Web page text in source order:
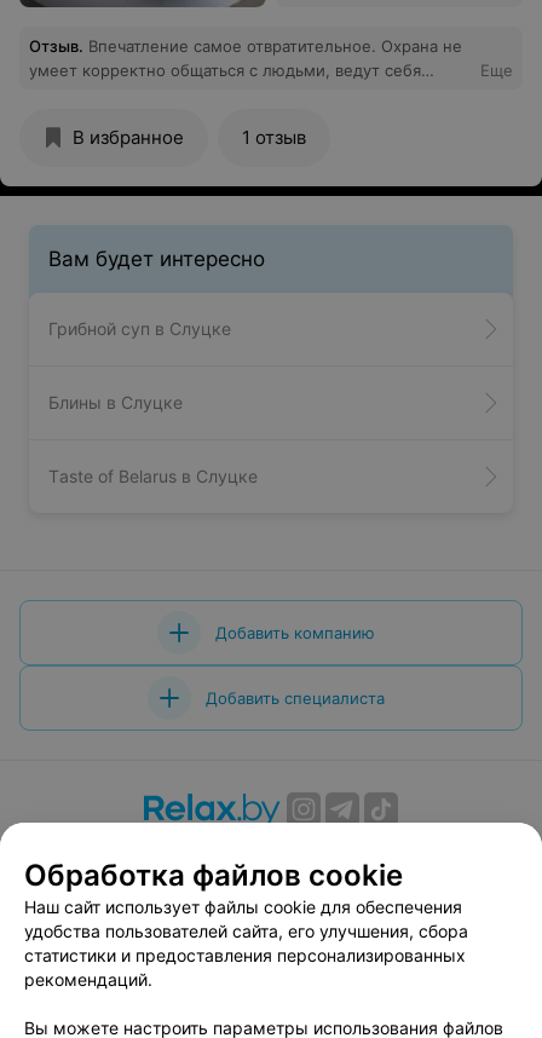
Отзыв. Впечатление самое отвратительное. Охрана не
умеет корректно общаться с людьми, ведут себя
уважения к отдыхающим
Еще
В избранное 1 отзыв
Вам будет интересно
Грибной суп в Слуцке
Блины в Слуцке
Tаste of Belarus в Слуцке
Добавить компанию
Добавить специалиста
Вакансии
Публичный договор
Способы оплаты
Публичный договор по использованию сервиса
«Афиша»
Пользовательское соглашение
Обработка файлов cookie
Наш сайт использует файлы cookie для обеспечения
удобства пользователей сайта, его улучшения, сбора
статистики и предоставления персонализированных
рекомендаций.
Вы можете настроить параметры использования файлов